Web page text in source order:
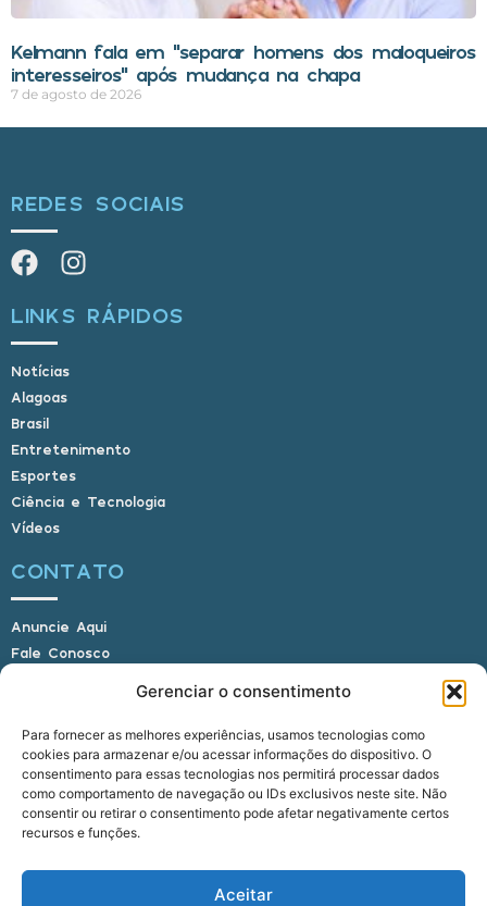
Gerenciar o consentimento
Para fornecer as melhores experiências, usamos tecnologias como
cookies para armazenar e/ou acessar informações do dispositivo. O
consentimento para essas tecnologias nos permitirá processar dados
como comportamento de navegação ou IDs exclusivos neste site. Não
consentir ou retirar o consentimento pode afetar negativamente certos
recursos e funções.
Aceitar
Kelmann fala em “separar homens dos maloqueiros
interesseiros” após mudança na chapa
7 de agosto de 2026
REDES SOCIAIS
LINKS RÁPIDOS
Notícias
Alagoas
Brasil
Entretenimento
Esportes
Ciência e Tecnologia
Vídeos
CONTATO
Anuncie Aqui
Fale Conosco
E-mail: alagoasbrasilnoticias@gmail.com
Telefone: (82) 9 9691-0391 (Whatsapp)
Responsável Técnico: Crysthyan Carlos
Rua do Sau - Centro - Anadia - AL - CEP: